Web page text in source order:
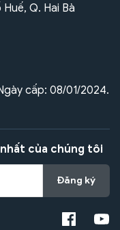
Q. Hai Bà
cấp: 08/01/2024.
của chúng tôi
Đăng ký